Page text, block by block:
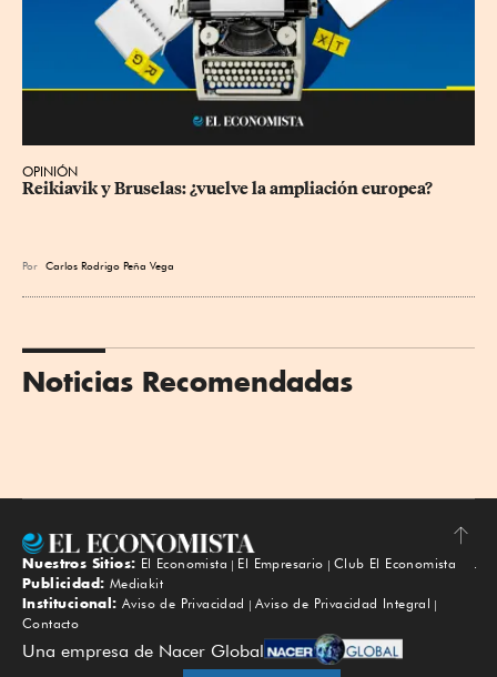
OPINIÓN
Reikiavik y Bruselas: ¿vuelve la ampliación europea?
Por Carlos Rodrigo Peña Vega
Noticias Recomendadas
Subir
Nuestros Sitios: El Economista El Empresario
Club El Economista
Publicidad: Mediakit
Institucional: Aviso de Privacidad
Aviso de Privacidad Integral
Contacto
Una empresa de Nacer Global